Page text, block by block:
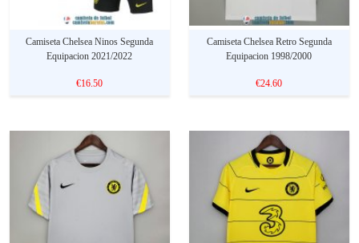
Camiseta Chelsea Ninos Segunda
Equipacion 2021/2022
€16.50
Camiseta Chelsea Retro Segunda
Equipacion 1998/2000
€24.60